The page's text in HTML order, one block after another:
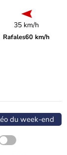
35 km/h
Rafales60 km/h
du week-end